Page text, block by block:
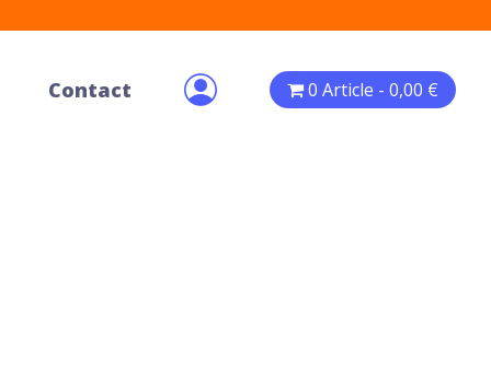
Contact 0 Article 0,00 €